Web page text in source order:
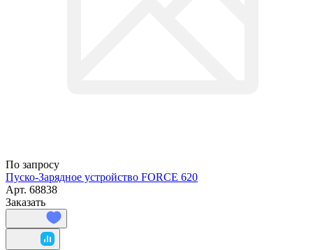
По запросу
Пуско-Зарядное устройство FORCE 620
Арт. 68838
Заказать